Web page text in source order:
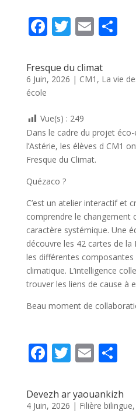
F
e
b
o
k
T
itt
er
E
ai
l
P
g
Fresque du climat
6 Juin, 2026 | CM1 , La vie
école
Vue(s) : 249
Dans le cadre du projet
l’Astérie, les élèves d CM1
Fresque du Climat.
Quézaco ?
C’est un atelier interactif et
comprendre le changement
caractère systémique. Une
découvre les 42 cartes de
les différentes
climatique. L’intelligence
trouver les liens de cause à
Beau moment de
F
e
b
T
itt
er
E
ai
l
P
ta
g
Devezh ar yaouankizh
4 Juin, 2026 | Filière bilingue,